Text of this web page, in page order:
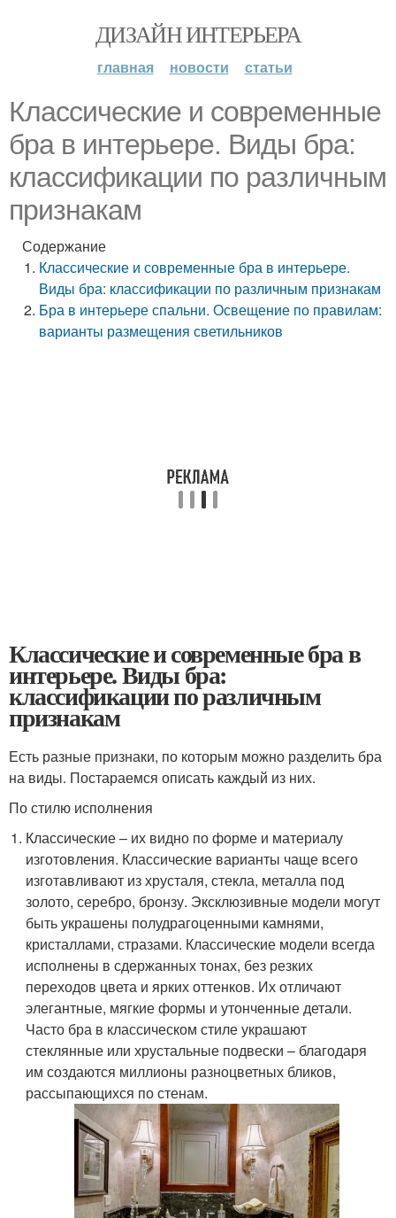
ДИЗАЙН ИНТЕРЬЕРА
главная новости статьи
Классические и современные
бра в интерьере. Виды бра:
классификации по различным
признакам
Содержание
Классические и современные бра в интерьере.
Виды бра: классификации по различным признакам
Бра в интерьере спальни. Освещение по правилам:
варианты размещения светильников
Классические и современные бра в
интерьере. Виды бра:
классификации по различным
признакам
Есть разные признаки, по которым можно разделить бра
на виды. Постараемся описать каждый из них.
По стилю исполнения
Классические – их видно по форме и материалу
изготовления. Классические варианты чаще всего
изготавливают из хрусталя, стекла, металла под
золото, серебро, бронзу. Эксклюзивные модели могут
быть украшены полудрагоценными камнями,
кристаллами, стразами. Классические модели всегда
исполнены в сдержанных тонах, без резких
переходов цвета и ярких оттенков. Их отличают
элегантные, мягкие формы и утонченные детали.
Часто бра в классическом стиле украшают
стеклянные или хрустальные подвески – благодаря
им создаются миллионы разноцветных бликов,
рассыпающихся по стенам.